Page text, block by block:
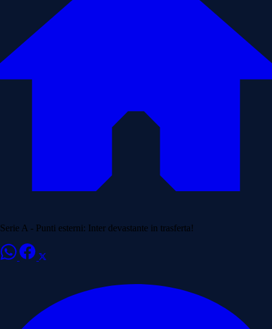
Serie A - Punti esterni: Inter devastante in trasferta!